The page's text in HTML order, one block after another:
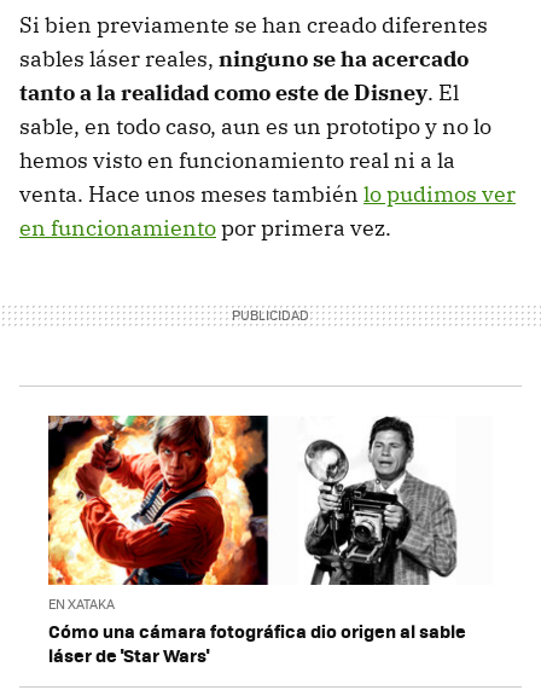
Si bien previamente se han creado diferentes
sables láser reales, ninguno se ha acercado
tanto a la realidad como este de Disney. El
sable, en todo caso, aun es un prototipo y no lo
hemos visto en funcionamiento real ni a la
venta. Hace unos meses también lo pudimos ver
en funcionamientopor primera vez.
EN XATAKA
Cómo una cámara fotográfica dio origen al sable
láser de 'Star Wars'